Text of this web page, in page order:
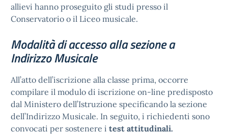
allievi hanno proseguito gli studi presso il
Conservatorio o il Liceo musicale.
Modalità di accesso alla sezione a
Indirizzo Musicale
All’atto dell’iscrizione alla classe prima, occorre
compilare il modulo di iscrizione on-line predisposto
dal Ministero dell’Istruzione specificando la sezione
dell’Indirizzo Musicale. In seguito, i richiedenti sono
convocati per sostenere i test attitudinali.